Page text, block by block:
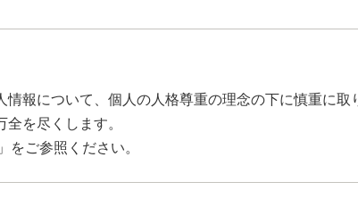
報について、個人の人格尊重の理念の下に慎重に
を尽くします。
」をご参照ください。